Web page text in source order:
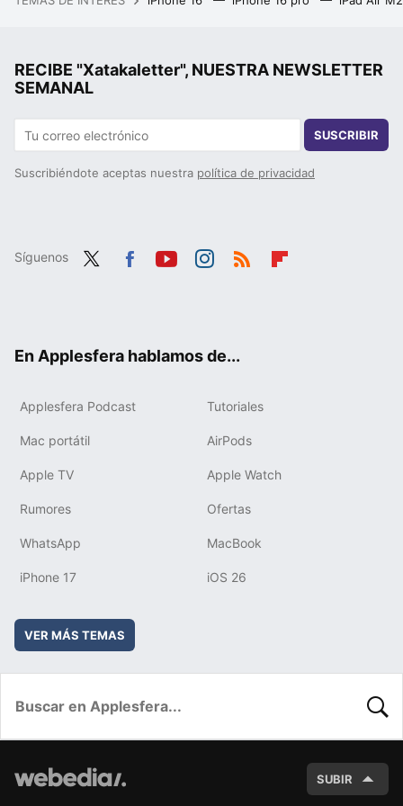
RECIBE "Xatakaletter", NUESTRA NEWSLETTER
SEMANAL
SUSCRIBIR
Suscribiéndote aceptas nuestra política de privacidad
Síguenos
En Applesfera hablamos de...
Applesfera Podcast Tutoriales
Mac portátil AirPods
Apple TV Apple Watch
Rumores Ofertas
WhatsApp MacBook
iPhone 17 iOS 26
VER MÁS TEMAS
SUBIR